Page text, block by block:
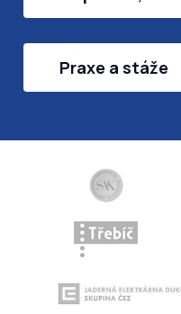
Praxe a stáže